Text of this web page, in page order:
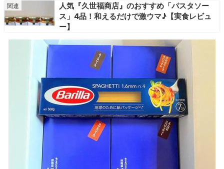
人気『久世福商店』のおすすめ「パスタソー
ス」4品！和えるだけで激ウマ♪【実食レビュ
ー】